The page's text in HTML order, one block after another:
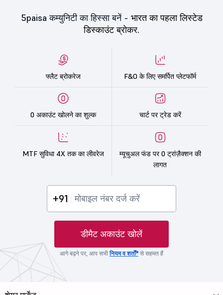
5paisa कम्युनिटी का हिस्सा बनें - भारत का पहला लिस्टेड
डिस्काउंट ब्रोकर.
फ्लैट ब्रोकरेज F&O के लिए समर्पित प्लेटफॉर्म
0 अकाउंट खोलने का शुल्क चार्ट पर ट्रेड करें
MTF सुविधा 4X तक का लीवरेज
म्यूचुअल फंड पर 0 ट्रांज़ैक्शन की
लागत
+91
डीमैट अकाउंट खोलें
आगे बढ़ने पर, आप सभीनियम व शर्तों*से सहमत हैं